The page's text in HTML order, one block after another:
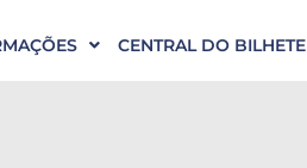
CENTRAL DO BILHETE